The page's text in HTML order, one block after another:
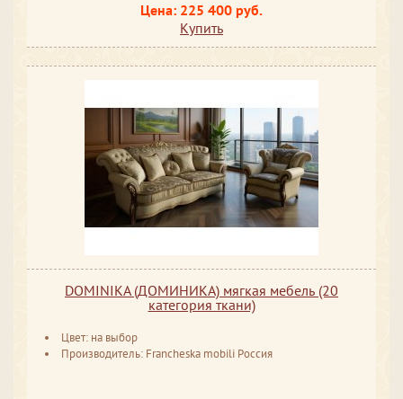
Цена: 225 400 руб.
Купить
DOMINIKA (ДОМИНИКА) мягкая мебель (20
категория ткани)
Цвет: на выбор
Производитель: Francheska mobili Россия